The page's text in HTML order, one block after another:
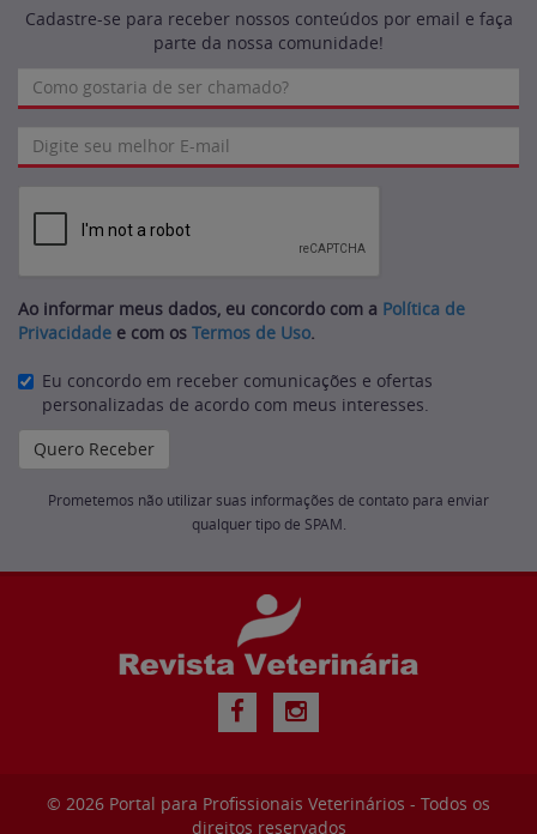
Cadastre-se para receber nossos conteúdos por email e faça
parte da nossa comunidade!
Ao informar meus dados, eu concordo com a Política de
Privacidade e com os Termos de Uso.
Eu concordo em receber comunicações e ofertas
personalizadas de acordo com meus interesses.
Prometemos não utilizar suas informações de contato para enviar
qualquer tipo de SPAM.
© 2026 Portal para Profissionais Veterinários - Todos os
direitos reservados